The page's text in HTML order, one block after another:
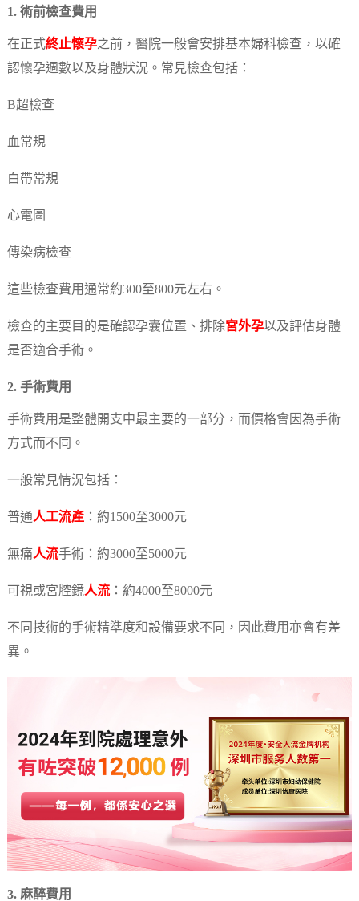
1. 術前檢查費用
在正式終止懷孕之前，醫院一般會安排基本婦科檢查，以確
認懷孕週數以及身體狀況。常見檢查包括：
B超檢查
血常規
白帶常規
心電圖
傳染病檢查
這些檢查費用通常約300至800元左右。
檢查的主要目的是確認孕囊位置、排除宮外孕以及評估身體
是否適合手術。
2. 手術費用
手術費用是整體開支中最主要的一部分，而價格會因為手術
方式而不同。
一般常見情況包括：
普通人工流產：約1500至3000元
無痛人流手術：約3000至5000元
可視或宮腔鏡人流：約4000至8000元
不同技術的手術精準度和設備要求不同，因此費用亦會有差
異。
3. 麻醉費用